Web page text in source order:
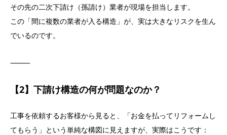
その先の二次下請け（孫請け）業者が現場を担当します。
この「間に複数の業者が入る構造」が、実は大きなリスクを生ん
でいるのです。
⸻
【2】下請け構造の何が問題なのか？
工事を依頼するお客様から見ると、「お金を払ってリフォームし
てもらう」という単純な構図に見えますが、実際はこうです：